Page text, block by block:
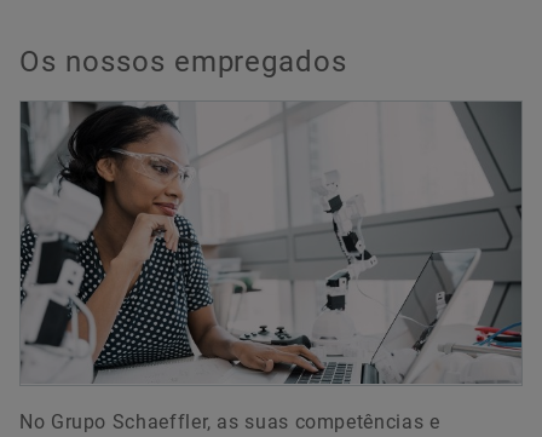
Os nossos empregados
No Grupo Schaeffler, as suas competências e